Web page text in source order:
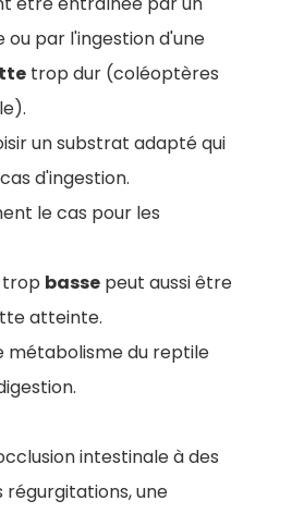
ou par l'ingestion d'une
trop dur (coléoptères
un substrat adapté qui
d'ingestion.
le cas pour les
trop basse peut aussi être
atteinte.
métabolisme du reptile
intestinale à des
une